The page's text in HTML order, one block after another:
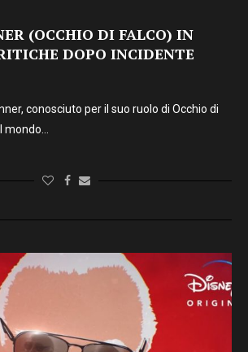
(OCCHIO DI FALCO) IN
DOPO INCIDENTE
conosciuto per il suo ruolo di Occhio di
mondo…